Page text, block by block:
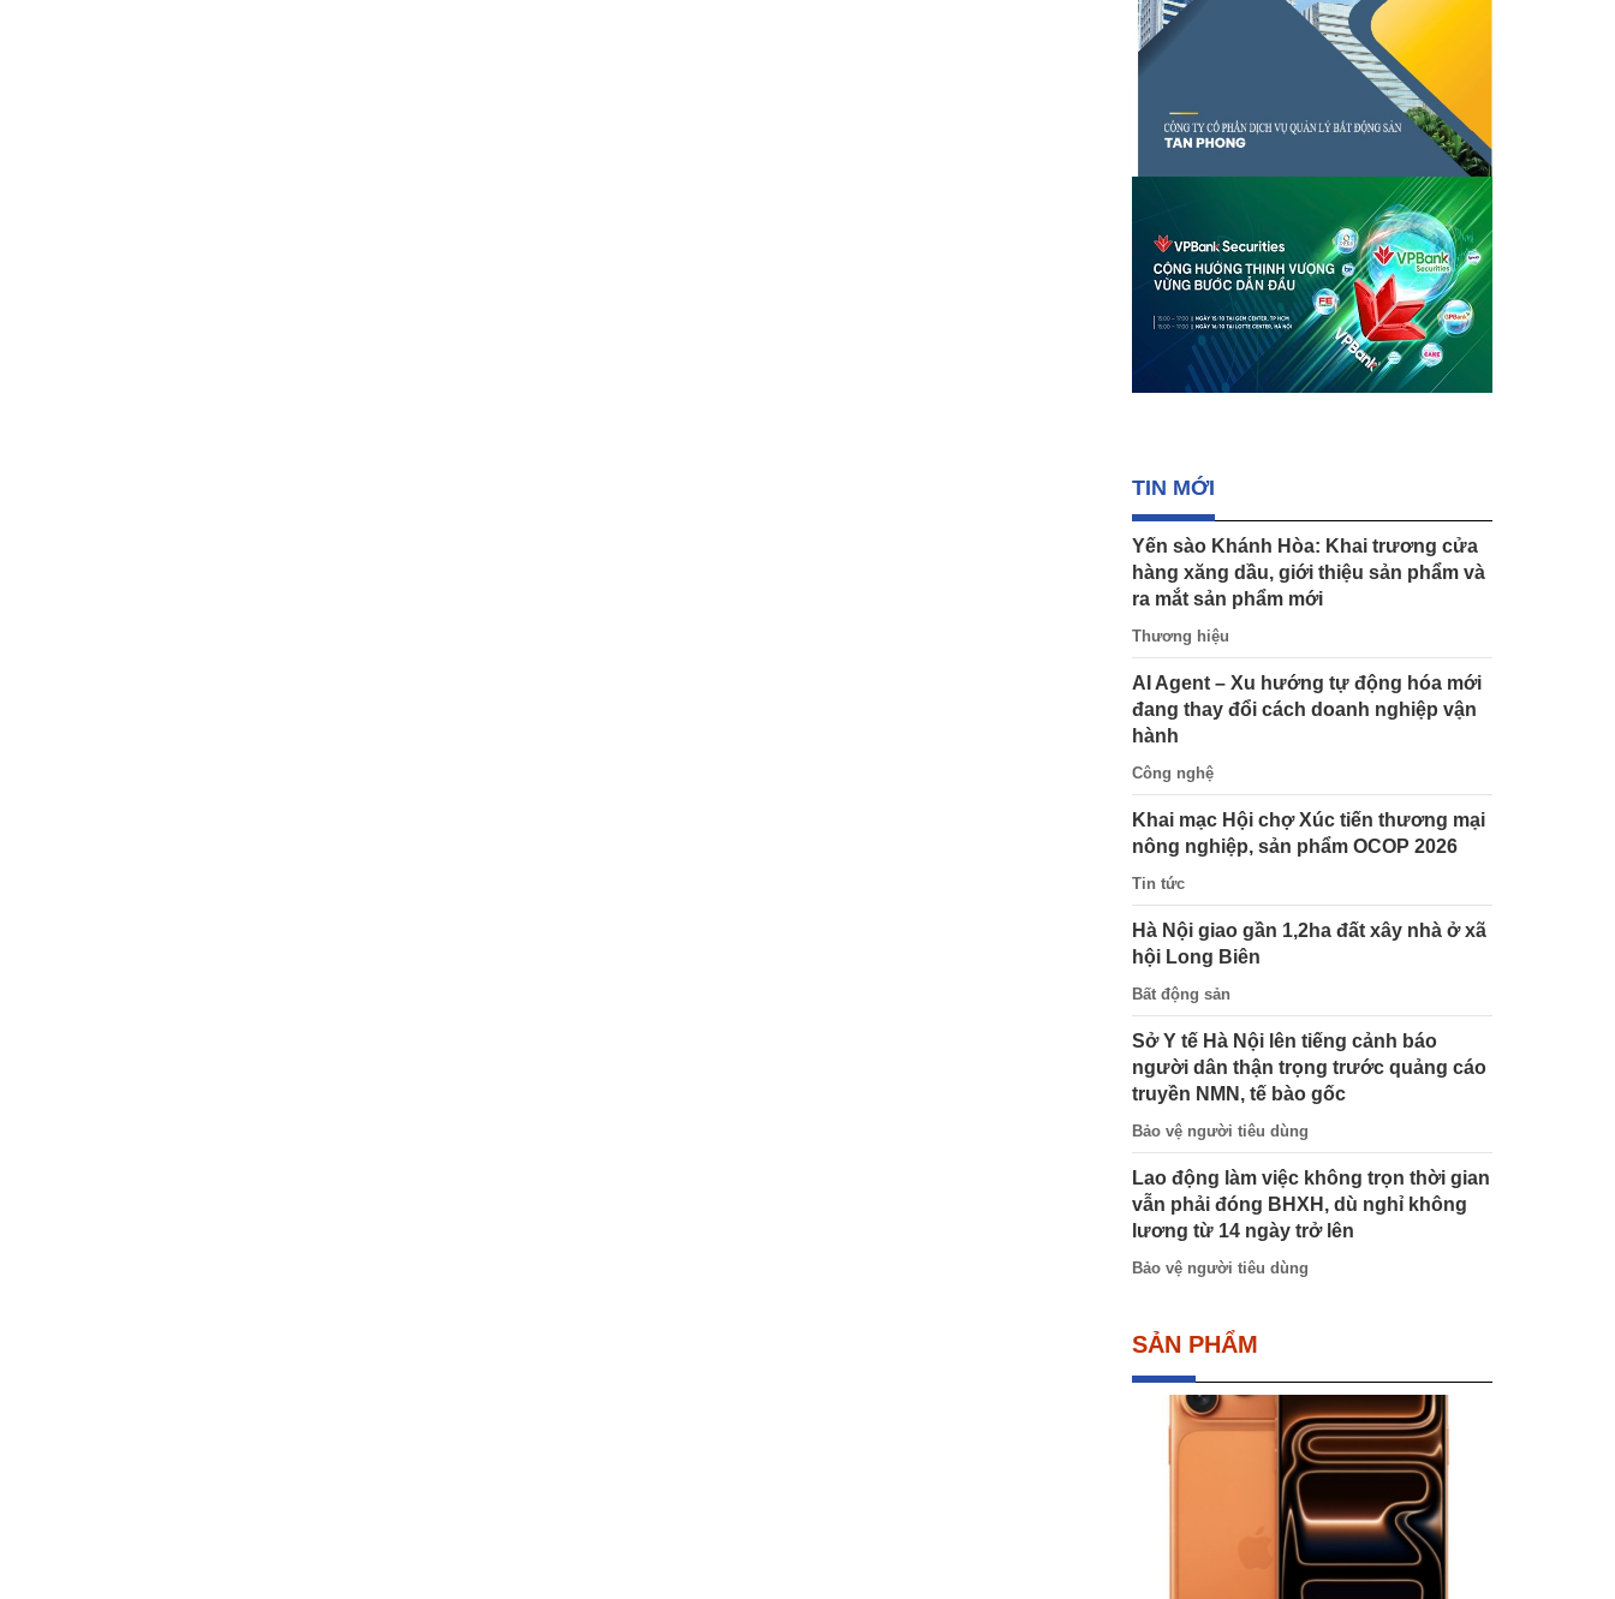
TIN MỚI
Yến sào Khánh Hòa: Khai trương cửa
hàng xăng dầu, giới thiệu sản phẩm và
ra mắt sản phẩm mới
Thương hiệu
AI Agent – Xu hướng tự động hóa mới
đang thay đổi cách doanh nghiệp vận
hành
Công nghệ
Khai mạc Hội chợ Xúc tiến thương mại
nông nghiệp, sản phẩm OCOP 2026
Tin tức
Hà Nội giao gần 1,2ha đất xây nhà ở xã
hội Long Biên
Bất động sản
Sở Y tế Hà Nội lên tiếng cảnh báo
người dân thận trọng trước quảng cáo
truyền NMN, tế bào gốc
Bảo vệ người tiêu dùng
Lao động làm việc không trọn thời gian
vẫn phải đóng BHXH, dù nghỉ không
lương từ 14 ngày trở lên
Bảo vệ người tiêu dùng
SẢN PHẨM